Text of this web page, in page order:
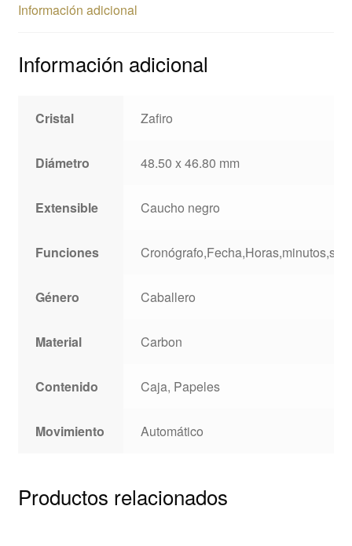
Información adicional
Información adicional
Cristal Zafiro
Diámetro 48.50 x 46.80 mm
Extensible Caucho negro
Funciones
Género Caballero
Material Carbon
Contenido Caja, Papeles
Movimiento Automático
Productos relacionados